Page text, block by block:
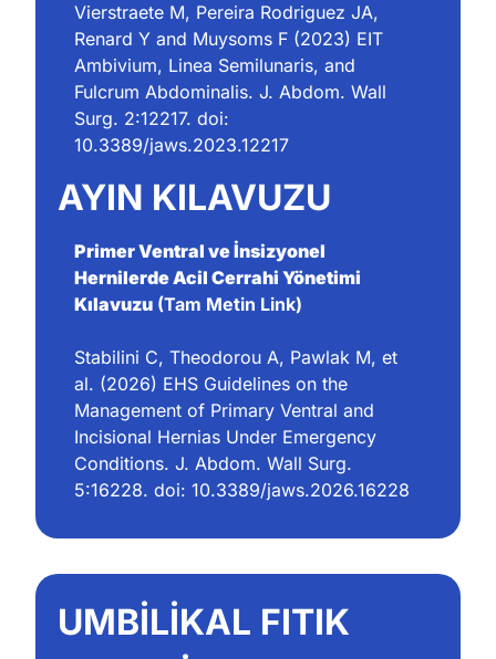
Vierstraete M, Pereira Rodriguez JA,
Renard Y and Muysoms F (2023) EIT
Ambivium, Linea Semilunaris, and
Fulcrum Abdominalis. J. Abdom. Wall
Surg. 2:12217. doi:
10.3389/jaws.2023.12217
AYIN KILAVUZU
Primer Ventral ve İnsizyonel
Hernilerde Acil Cerrahi Yönetimi
Kılavuzu (Tam Metin Link)
Stabilini C, Theodorou A, Pawlak M, et
al. (2026) EHS Guidelines on the
Management of Primary Ventral and
Incisional Hernias Under Emergency
Conditions. J. Abdom. Wall Surg.
5:16228. doi: 10.3389/jaws.2026.16228
UMBİLİKAL FITIK